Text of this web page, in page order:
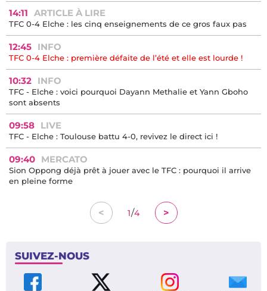
14:11 ARTICLE À LIRE
TFC 0-4 Elche : les cinq enseignements de ce gros faux pas
12:45 INFO
TFC 0-4 Elche : première défaite de l’été et elle est lourde !
10:32 INFO
TFC - Elche : voici pourquoi Dayann Methalie et Yann Gboho
sont absents
09:58 LIVE
TFC - Elche : Toulouse battu 4-0, revivez le direct ici !
09:40 MERCATO
Sion Oppong déjà prêt à jouer avec le TFC : pourquoi il arrive
en pleine forme
< 1/4 >
SUIVEZ-NOUS